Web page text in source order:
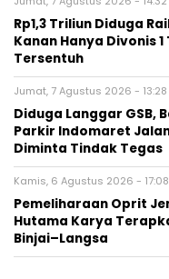
Rp1,3 Triliun Diduga
Kanan Hanya Divonis 1
Tersentuh
Jumat, 7 Agustus 2026 - 13:28
Diduga Langgar GSB,
Parkir Indomaret
Diminta Tindak Tegas
Kamis, 6 Agustus 2026 - 17:08
Pemeliharaan Oprit
Hutama Karya
Binjai–Langsa